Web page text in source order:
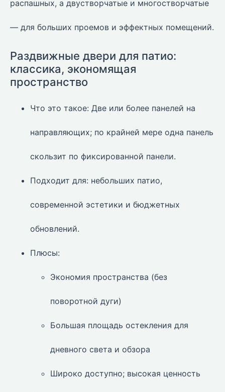
распашных, а двустворчатые и многостворчатые
— для больших проемов и эффектных помещений.
Раздвижные двери для патио:
классика, экономящая
пространство
Что это такое: Две или более панелей на
направляющих; по крайней мере одна панель
скользит по фиксированной панели.
Подходит для: небольших патио,
современной эстетики и бюджетных
обновлений.
Плюсы:
Экономия пространства (без
поворотной дуги)
Большая площадь остекления для
дневного света и обзора
Широко доступно; высокая ценность